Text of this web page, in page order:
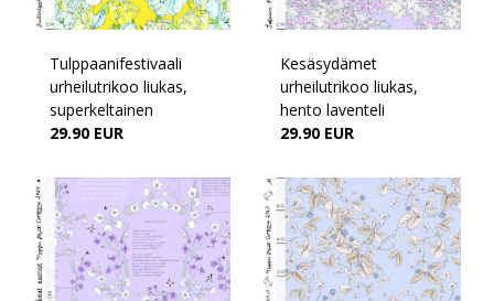
Tulppaanifestivaali
urheilutrikoo liukas,
superkeltainen
29.90 EUR
Kesäsydämet
urheilutrikoo liukas,
hento laventeli
29.90 EUR